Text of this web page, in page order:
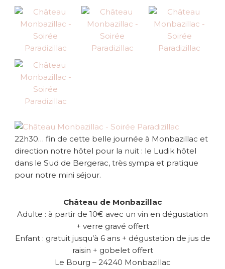
22h30… fin de cette belle journée à Monbazillac et
direction notre hôtel pour la nuit : le Ludik hôtel
dans le Sud de Bergerac, très sympa et pratique
pour notre mini séjour.
Château de Monbazillac
Adulte : à partir de 10€ avec un vin en dégustation
+ verre gravé offert
Enfant : gratuit jusqu’à 6 ans + dégustation de jus de
raisin + gobelet offert
Le Bourg – 24240 Monbazillac